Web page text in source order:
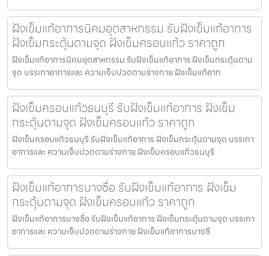
ฝังเข็มแก้อาการนิคมอุตสาหกรรม รับฝังเข็มแก้อาการ
ฝังเข็มกระตุ้นตามจุด ฝังเข็มครอบแก้ว ราคาถูก
ฝังเข็มแก้อาการนิคมอุตสาหกรรม รับฝังเข็มแก้อาการ ฝังเข็มกระตุ้นตาม
จุด บรรเทาอาการและ ความเจ็บปวดตามร่างกาย ฝังเข็มแก้อาก
ฝังเข็มครอบแก้วธนบุรี รับฝังเข็มแก้อาการ ฝังเข็ม
กระตุ้นตามจุด ฝังเข็มครอบแก้ว ราคาถูก
ฝังเข็มครอบแก้วธนบุรี รับฝังเข็มแก้อาการ ฝังเข็มกระตุ้นตามจุด บรรเทา
อาการและ ความเจ็บปวดตามร่างกาย ฝังเข็มครอบแก้วธนบุรี
ฝังเข็มแก้อาการบางซื่อ รับฝังเข็มแก้อาการ ฝังเข็ม
กระตุ้นตามจุด ฝังเข็มครอบแก้ว ราคาถูก
ฝังเข็มแก้อาการบางซื่อ รับฝังเข็มแก้อาการ ฝังเข็มกระตุ้นตามจุด บรรเทา
อาการและ ความเจ็บปวดตามร่างกาย ฝังเข็มแก้อาการบางซื